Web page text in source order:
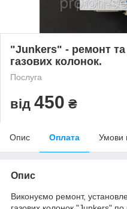
"Junkers" - ремонт
газових колонок.
Послуга
від 450 ₴
Опис Оплата Умови
Опис
Виконуємо ремонт,